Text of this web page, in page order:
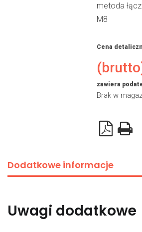
metoda
M8
Cena
zawiera
Brak w
Dodatkowe informacje
Uwagi dodatkowe